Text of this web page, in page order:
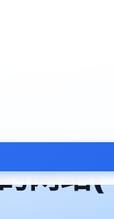
网站(